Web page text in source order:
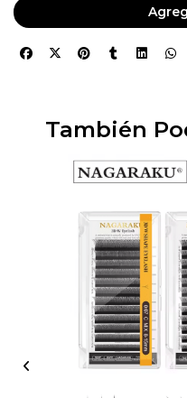
También